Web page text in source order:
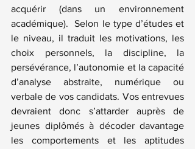
acquérir (dans un environnement
académique).  Selon le type d’études et
le niveau, il traduit les motivations, les
choix personnels, la discipline, la
persévérance, l’autonomie et la capacité
d’analyse abstraite, numérique ou
verbale de vos candidats. Vos entrevues
devraient donc s’attarder auprès de
jeunes diplômés à décoder davantage
les comportements et les aptitudes